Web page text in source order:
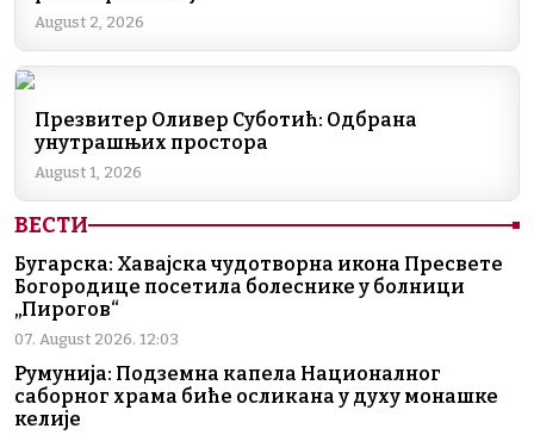
o
d
I
a
p
p
n
k
August 2, 2026
Презвитер Оливер Суботић: Одбрана
унутрашњих простора
August 1, 2026
ВЕСТИ
Бугарска: Хавајска чудотворна икона Пресвете
Богородице посетила болеснике у болници
„Пирогов“
07. August 2026. 12:03
Румунија: Подземна капела Националног
саборног храма биће осликана у духу монашке
келије